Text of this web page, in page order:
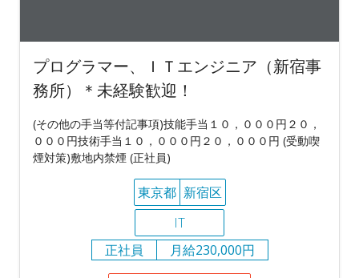
プログラマー、ＩＴエンジニア（新宿事
務所）＊未経験歓迎！
(その他の手当等付記事項)技能手当１０，０００円２０，
０００円技術手当１０，０００円２０，０００円 (受動喫
煙対策)敷地内禁煙 (正社員)
東京都 新宿区
IT
正社員
月給230,000円